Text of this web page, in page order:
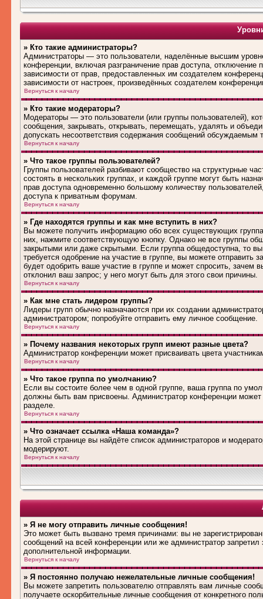
» Кто такие администраторы?
Администраторы — это пользователи, наделённые высшим
конференции, включая разграничение прав доступа, отключение
зависимости от прав, предоставленных им создателем
зависимости от настроек, произведённых создателем
Вернуться к началу
» Кто такие модераторы?
Модераторы — это пользователи (или группы пользователей),
сообщения, закрывать, открывать, перемещать, удалять и
допускать несоответствия содержания сообщений
Вернуться к началу
» Что такое группы пользователей?
Группы пользователей разбивают сообщество на структурные
состоять в нескольких группах, и каждой группе могут быть
прав доступа одновременно большому количеству
доступа к приватным форумам.
Вернуться к началу
» Где находятся группы и как мне вступить в них?
Вы можете получить информацию обо всех существующих
них, нажмите соответствующую кнопку. Однако не все группы
закрытыми или даже скрытыми. Если группа общедоступна, то
требуется одобрение на участие в группе, вы можете
будет одобрить ваше участие в группе и может спросить, зачем
отклонил ваш запрос; у него могут быть для этого свои причины.
Вернуться к началу
» Как мне стать лидером группы?
Лидеры групп обычно назначаются при их создании
администратором; попробуйте отправить ему личное сообщение.
Вернуться к началу
» Почему названия некоторых групп имеют разные цвета?
Администратор конференции может присваивать цвета
Вернуться к началу
» Что такое группа по умолчанию?
Если вы состоите более чем в одной группе, ваша группа по
должны быть вам присвоены. Администратор конференции
разделе.
Вернуться к началу
» Что означает ссылка «Наша команда»?
На этой странице вы найдёте список администраторов и
модерируют.
Вернуться к началу
» Я не могу отправить личные сообщения!
Это может быть вызвано тремя причинами: вы не
сообщений на всей конференции или же администратор
дополнительной информации.
Вернуться к началу
» Я постоянно получаю нежелательные личные сообщения!
Вы можете запретить пользователю отправлять вам личные
получаете оскорбительные личные сообщения от конкретного